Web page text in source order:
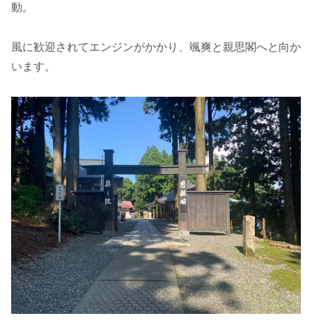
動。
風に歓迎されてエンジンがかかり、颯爽と親思閣へと向か
います。